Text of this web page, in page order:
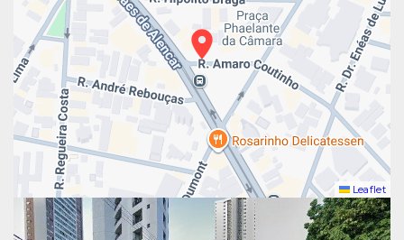
Leaflet